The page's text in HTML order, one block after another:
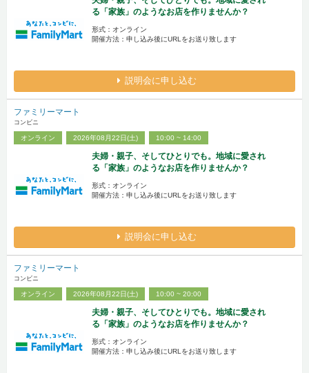
る「家族」のようなお店を作りませんか？
形式：オンライン
開催方法：申し込み後にURLをお送り致します
説明会に申し込む
ファミリーマート
コンビニ
オンライン 2026年08月22日(土) 10:00 ~ 14:00
夫婦・親子、そしてひとりでも。地域に愛され
る「家族」のようなお店を作りませんか？
形式：オンライン
開催方法：申し込み後にURLをお送り致します
説明会に申し込む
ファミリーマート
コンビニ
オンライン 2026年08月22日(土) 10:00 ~ 20:00
夫婦・親子、そしてひとりでも。地域に愛され
る「家族」のようなお店を作りませんか？
形式：オンライン
開催方法：申し込み後にURLをお送り致します